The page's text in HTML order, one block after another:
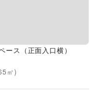
ース（正面入口横）
㎡)